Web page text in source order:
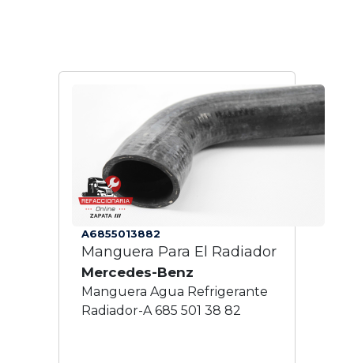
A6855013882
Manguera Para El Radiador
Mercedes-Benz
Manguera Agua Refrigerante
Radiador-A 685 501 38 82